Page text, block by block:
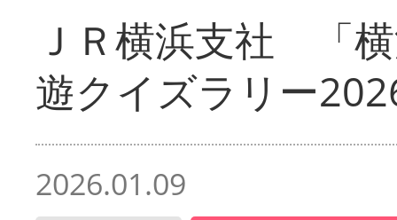
ＪＲ横浜支社 「
遊クイズラリー
2026.01.09